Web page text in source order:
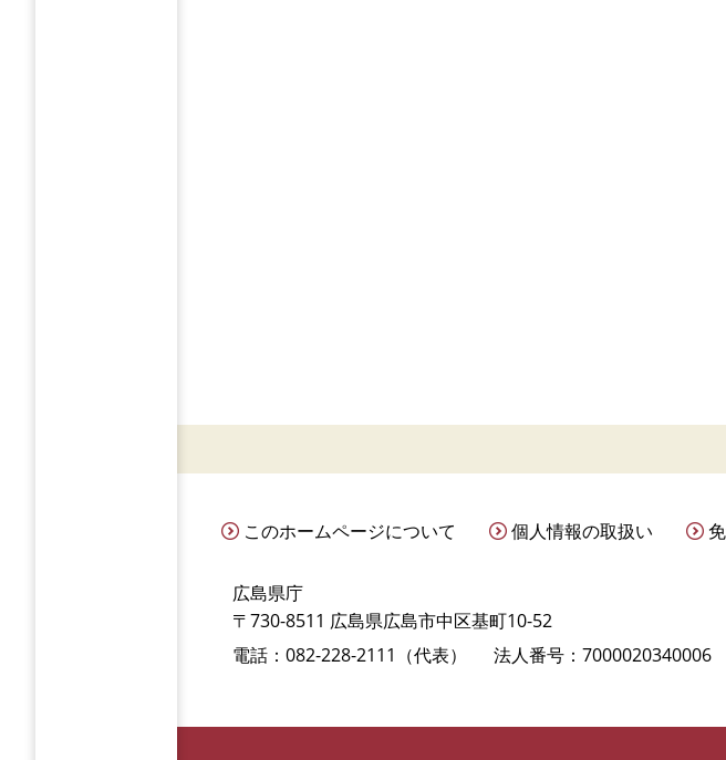
このホームページについて 個人情報の取扱い
広島県庁
〒730-8511 広島県広島市中区基町10-52
電話：082-228-2111（代表）
法人番号：7000020340006